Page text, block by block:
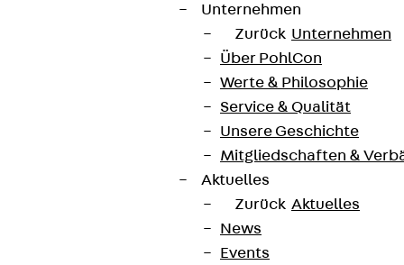
Unternehmen
Zurück Unternehmen
Über PohlCon
Werte & Philosophie
Service & Qualität
Unsere Geschichte
Mitgliedschaften &
Aktuelles
Zurück Aktuelles
News
Events